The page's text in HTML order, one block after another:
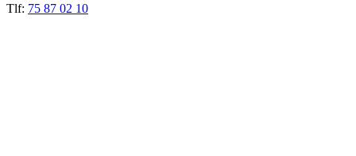
Tlf: 75 87 02 10